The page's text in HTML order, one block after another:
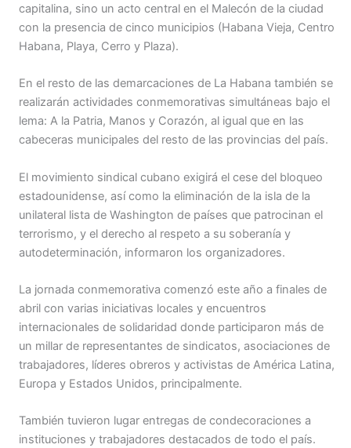
capitalina, sino un acto central en el Malecón de la ciudad
con la presencia de cinco municipios (Habana Vieja, Centro
Habana, Playa, Cerro y Plaza).
En el resto de las demarcaciones de La Habana también se
realizarán actividades conmemorativas simultáneas bajo el
lema: A la Patria, Manos y Corazón, al igual que en las
cabeceras municipales del resto de las provincias del país.
El movimiento sindical cubano exigirá el cese del bloqueo
estadounidense, así como la eliminación de la isla de la
unilateral lista de Washington de países que patrocinan el
terrorismo, y el derecho al respeto a su soberanía y
autodeterminación, informaron los organizadores.
La jornada conmemorativa comenzó este año a finales de
abril con varias iniciativas locales y encuentros
internacionales de solidaridad donde participaron más de
un millar de representantes de sindicatos, asociaciones de
trabajadores, líderes obreros y activistas de América Latina,
Europa y Estados Unidos, principalmente.
También tuvieron lugar entregas de condecoraciones a
instituciones y trabajadores destacados de todo el país.